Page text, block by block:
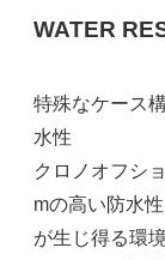
WATER
特殊なケース
水性
クロノオフシ
mの高い防水
が生じ得る環